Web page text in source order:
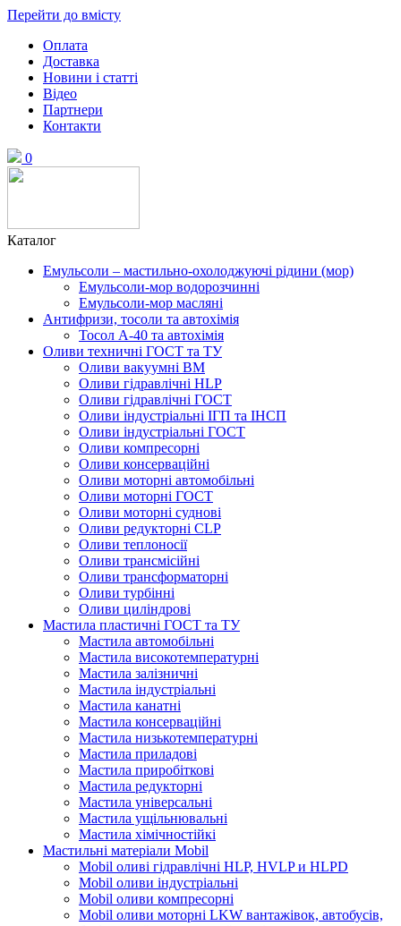
Перейти до вмісту
Оплата
Доставка
Новини і статті
Відео
Партнери
Контакти
0
Каталог
Емульсоли – мастильно-охолоджуючі рідини (мор)
Емульсоли-мор водорозчинні
Емульсоли-мор масляні
Антифризи, тосоли та автохімія
Тосол А-40 та автохімія
Оливи техничні ГОСТ та ТУ
Оливи вакуумні ВМ
Оливи гідравлічні HLP
Оливи гідравлічні ГОСТ
Оливи індустріальні ІГП та ІНСП
Оливи індустріальні ГОСТ
Оливи компресорні
Оливи консерваційні
Оливи моторні автомобільні
Оливи моторні ГОСТ
Оливи моторні суднові
Оливи редукторні CLP
Оливи теплоносії
Оливи трансмісійні
Оливи трансформаторні
Оливи турбінні
Оливи циліндрові
Мастила пластичні ГОСТ та ТУ
Мастила автомобільні
Мастила високотемпературні
Мастила залізничні
Мастила індустріальні
Мастила канатні
Мастила консерваційні
Мастила низькотемпературні
Мастила приладові
Мастила приробіткові
Мастила редукторні
Мастила універсальні
Мастила ущільнювальні
Мастила хімічностійкі
Мастильні матеріали Mobil
Mobil оливі гідравлічні HLP, HVLP и HLPD
Mobil оливи індустріальні
Mobil оливи компресорні
Mobil оливи моторні LKW вантажівок, автобусів,